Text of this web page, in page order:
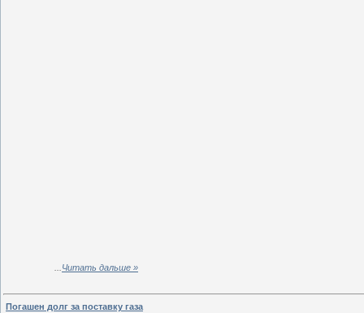
Читать дальше »
Погашен долг за поставку газа